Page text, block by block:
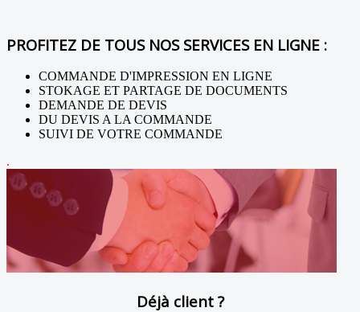
PROFITEZ DE TOUS NOS SERVICES EN LIGNE :
COMMANDE D'IMPRESSION EN LIGNE
STOKAGE ET PARTAGE DE DOCUMENTS
DEMANDE DE DEVIS
DU DEVIS A LA COMMANDE
SUIVI DE VOTRE COMMANDE
.
Déjà client ?